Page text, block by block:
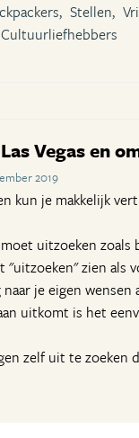
Stellen,
Cultuurliefhebbers
Vegas en
2019
kun je makkelijk
uitzoeken
zien als
je eigen wensen
uitkomt is het
zelf uit te